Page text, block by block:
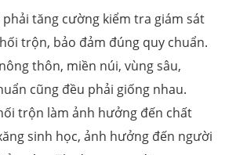
phải tăng cường kiểm tra giám sát
trộn, bảo đảm đúng quy chuẩn.
thôn, miền núi, vùng sâu,
cũng đều phải giống nhau.
trộn làm ảnh hưởng đến chất
sinh học, ảnh hưởng đến người